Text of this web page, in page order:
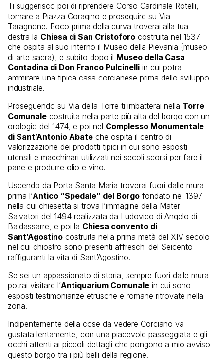
Ti suggerisco poi di riprendere Corso Cardinale Rotelli,
tornare a Piazza Coragino e proseguire su Via
Taragnone. Poco prima della curva troverai alla tua
destra la Chiesa di San Cristoforo costruita nel 1537
che ospita al suo interno il Museo della Pievania (museo
di arte sacra), e subito dopo il Museo della Casa
Contadina di Don Franco Pulcinelli in cui potrai
ammirare una tipica casa corcianese prima dello sviluppo
industriale.
Proseguendo su Via della Torre ti imbatterai nella Torre
Comunale costruita nella parte più alta del borgo con un
orologio del 1474, e poi nel Complesso Monumentale
di Sant’Antonio Abate che ospita il centro di
valorizzazione dei prodotti tipici in cui sono esposti
utensili e macchinari utilizzati nei secoli scorsi per fare il
pane e produrre olio e vino.
Uscendo da Porta Santa Maria troverai fuori dalle mura
prima l’Antico “Spedale” del Borgo fondato nel 1397
nella cui chiesetta si trova l’immagine della Mater
Salvatori del 1494 realizzata da Ludovico di Angelo di
Baldassarre, e poi la Chiesa convento di
Sant’Agostino costruita nella prima metà del XIV secolo
nel cui chiostro sono presenti affreschi del Seicento
raffiguranti la vita di Sant’Agostino.
Se sei un appassionato di storia, sempre fuori dalle mura
potrai visitare l’Antiquarium Comunale in cui sono
esposti testimonianze etrusche e romane ritrovate nella
zona.
Indipentemente della cose da vedere Corciano va
gustata lentamente, con una piacevole passeggiata e gli
occhi attenti ai piccoli dettagli che pongono a mio avviso
questo borgo tra i più belli della regione.